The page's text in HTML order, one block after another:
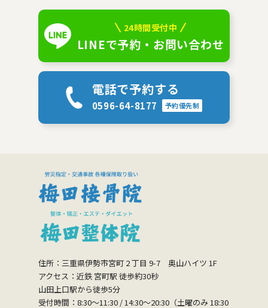
24時間受付中
LINEで予約・お問い合わせ
電話で予約する
0596-64-8177 予約優先制
住所：三重県伊勢市宮町 2 丁目 9-7 奥山ハイツ 1F
アクセス：近鉄 宮町駅 徒歩約30秒
山田上口駅から徒歩5分
受付時間：8:30〜11:30 / 14:30〜20:30（土曜のみ 18:30